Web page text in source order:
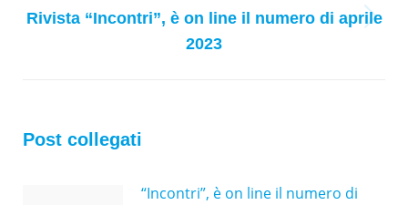
Next
post:
Rivista “Incontri”, è on line il numero di aprile
2023
Post collegati
“Incontri”, è on line il numero di